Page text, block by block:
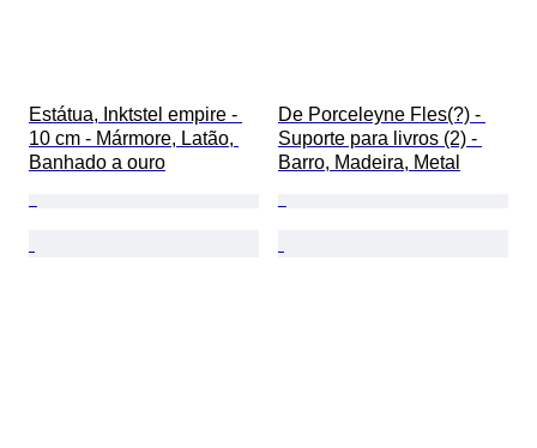
Estátua, Inktstel empire -
10 cm - Mármore, Latão,
Banhado a ouro
De Porceleyne Fles(?) -
Suporte para livros (2) -
Barro, Madeira, Metal